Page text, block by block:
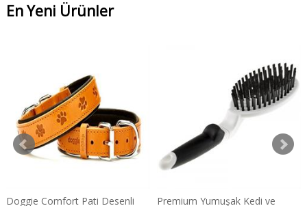
En Yeni Ürünler
Doggie Comfort Pati Desenli
Premium Yumuşak Kedi ve